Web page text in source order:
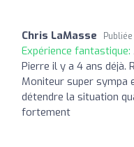
Chris LaMasse
Expérience fantastique:
Pierre il y a 4 ans déjà.
Moniteur super sympa
détendre la situation
fortement